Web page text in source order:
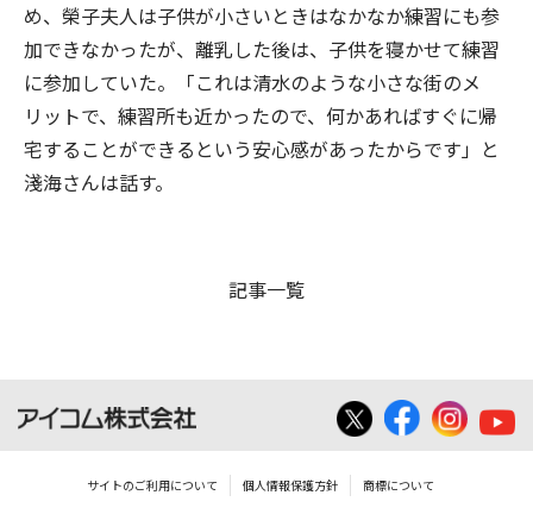
め、榮子夫人は子供が小さいときはなかなか練習にも参
加できなかったが、離乳した後は、子供を寝かせて練習
に参加していた。「これは清水のような小さな街のメ
リットで、練習所も近かったので、何かあればすぐに帰
宅することができるという安心感があったからです」と
淺海さんは話す。
記事一覧
サイトのご利用について 個人情報保護方針 商標について